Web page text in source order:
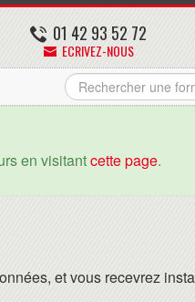
01 42 93 52 72
ECRIVEZ-NOUS
en visitantcette page.
et vous recevrez